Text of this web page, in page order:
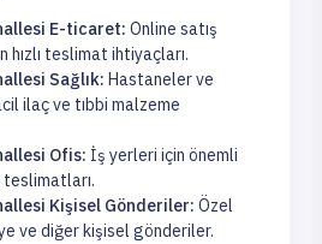
E-ticaret: Online satış
hızlı teslimat ihtiyaçları.
Sağlık: Hastaneler ve
ilaç ve tıbbi malzeme
Ofis: İş yerleri için önemli
Kişisel Gönderiler: Özel
ve diğer kişisel gönderiler.